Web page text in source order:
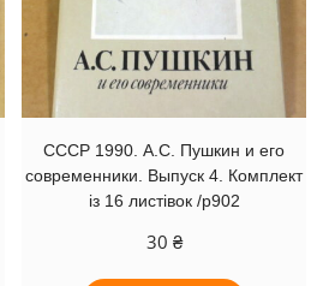
СССР 1990. А.С. Пушкин и его
современники. Выпуск 4. Комплект
із 16 листівок /р902
30 ₴